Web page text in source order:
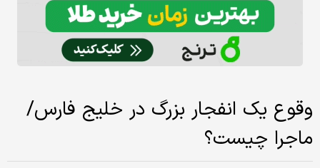
وقوع یک انفجار بزرگ در خلیج فارس/
ماجرا چیست؟